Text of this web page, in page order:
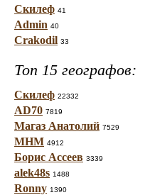
Скилеф 41
Admin 40
Crakodil 33
Топ 15 географов:
Скилеф 22332
AD70 7819
Магаз Анатолий 7529
МНМ 4912
Борис Ассеев 3339
alek48s 1488
Ronny 1390